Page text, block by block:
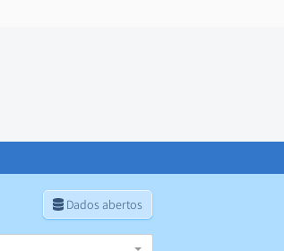
Dados abertos